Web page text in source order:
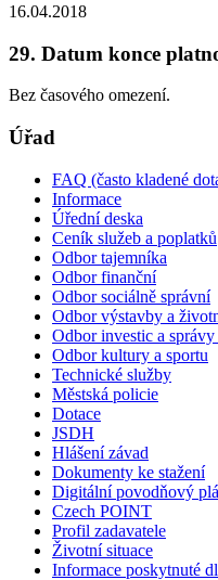
16.04.2018
29. Datum konce
Bez časového omezení.
Úřad
FAQ (často kladené
Informace
Úřední deska
Ceník služeb a poplatků
Odbor tajemníka
Odbor finanční
Odbor sociálně správní
Odbor výstavby a
Odbor investic a správy
Odbor kultury a sportu
Technické služby
Městská policie
Dotace
JSDH
Hlášení závad
Dokumenty ke stažení
Digitální povodňový
Czech POINT
Profil zadavatele
Životní situace
Informace poskytnuté